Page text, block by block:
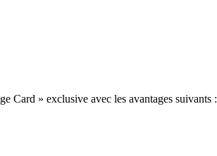
Card » exclusive avec les avantages suivants :